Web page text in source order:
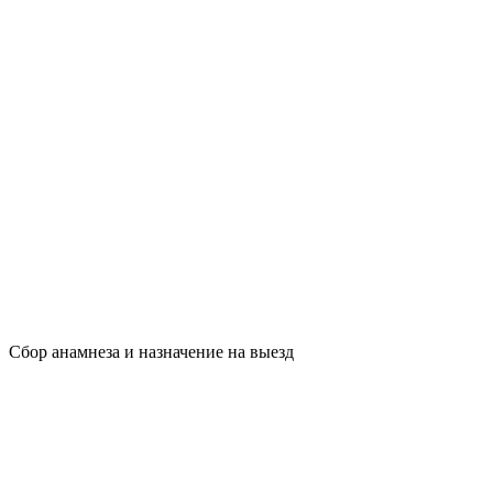
Сбор анамнеза и назначение на выезд